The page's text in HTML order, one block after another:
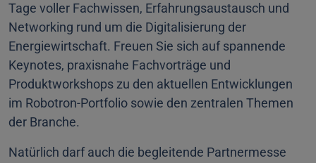
Tage voller Fachwissen, Erfahrungsaustausch und
Networking rund um die Digitalisierung der
Energiewirtschaft. Freuen Sie sich auf spannende
Keynotes, praxisnahe Fachvorträge und
Produktworkshops zu den aktuellen Entwicklungen
im Robotron-Portfolio sowie den zentralen Themen
der Branche.
Natürlich darf auch die begleitende Partnermesse